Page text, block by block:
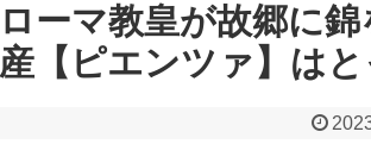
ローマ教皇が故郷に
産【ピエンツァ】は